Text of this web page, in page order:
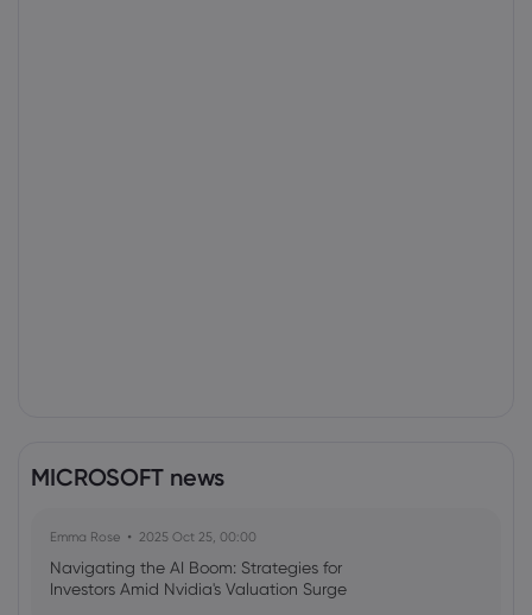
MICROSOFT news
Emma Rose 2025 Oct 25, 00:00
Navigating the AI Boom: Strategies for
Investors Amid Nvidia's Valuation Surge